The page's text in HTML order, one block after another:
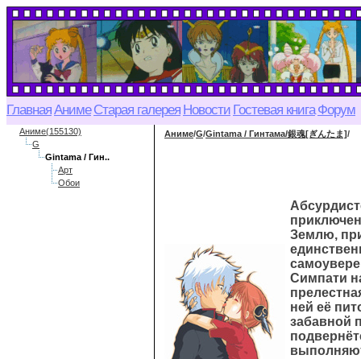
ГлавнаяАниме Старая галерея Новости Гостевая книга Форум
Аниме(155130)
G
Gintama / Гин..
Арт
Обои
Аниме/G/Gintama / Гинтама/銀魂[ぎんたま]/
Землю,
Симпати
ней её
забавной